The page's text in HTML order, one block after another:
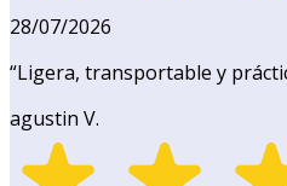
28/07/2026
“Ligera, transportable y
agustin V.